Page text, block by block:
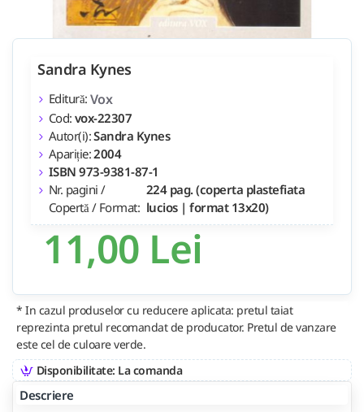
11,00 Lei
Sandra Kynes
Editură: Vox
Cod: vox-22307
Autor(i):Sandra Kynes
Apariție:2004
ISBN 973-9381-87-1
Nr. pagini /
Copertă / Format:
224 pag. (coperta plastefiata
lucios | format 13x20)
* In cazul produselor cu reducere aplicata: pretul taiat
reprezinta pretul recomandat de producator. Pretul de vanzare
este cel de culoare verde.
Disponibilitate: La comanda
Descriere